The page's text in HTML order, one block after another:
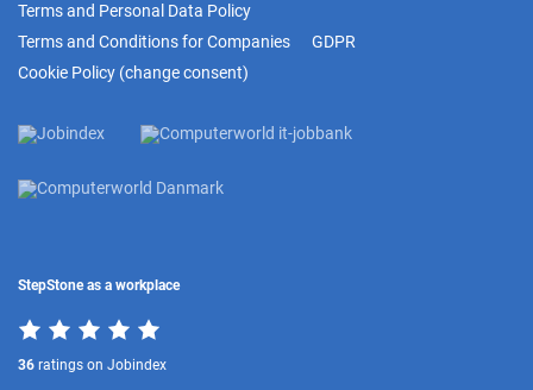
Terms and Personal Data Policy
Terms and Conditions for Companies
GDPR
Cookie Policy (change consent)
StepStone as a workplace
36 ratings on Jobindex